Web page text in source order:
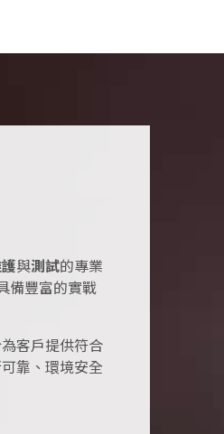
與測試的專業
備豐富的實戰
客戶提供符合
靠、環境安全